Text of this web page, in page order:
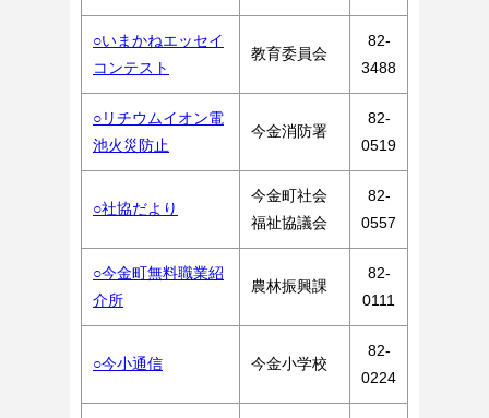
○いまかねエッセイ
コンテスト
教育委員会
82-
3488
○リチウムイオン電
池火災防止
今金消防署
82-
0519
○社協だより
今金町社会
福祉協議会
82-
0557
○今金町無料職業紹
介所
農林振興課
82-
0111
○今小通信 今金小学校
82-
0224